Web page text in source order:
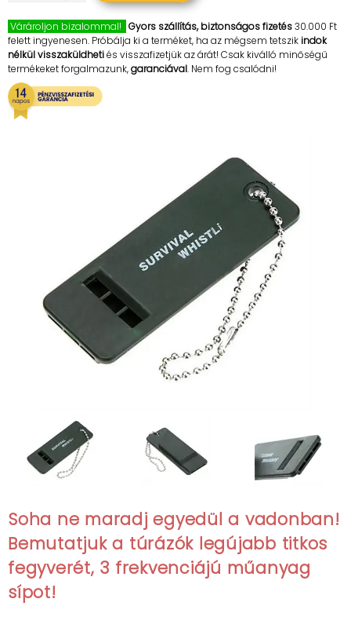
Várároljon bizalommal! Gyors szállítás, biztonságos fizetés30.000 Ft
felett ingyenesen. Próbálja ki a terméket, ha az mégsem tetszikindok
nélkül visszaküldhetiés visszafizetjük az árát! Csak kiválló minőségű
termékeket forgalmazunk,garanciával. Nem fog csalódni!
Soha ne maradj egyedül a vadonban!
Bemutatjuk a túrázók legújabb titkos
fegyverét, 3 frekvenciájú műanyag
sípot!